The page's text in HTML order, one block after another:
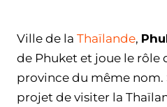
Ville de la Thaïlande,
de Phuket et joue le rôle
province du même nom.
projet de visiter la